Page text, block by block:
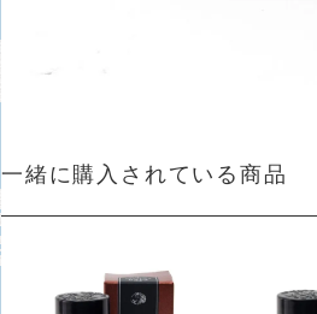
一緒に購入されている商品